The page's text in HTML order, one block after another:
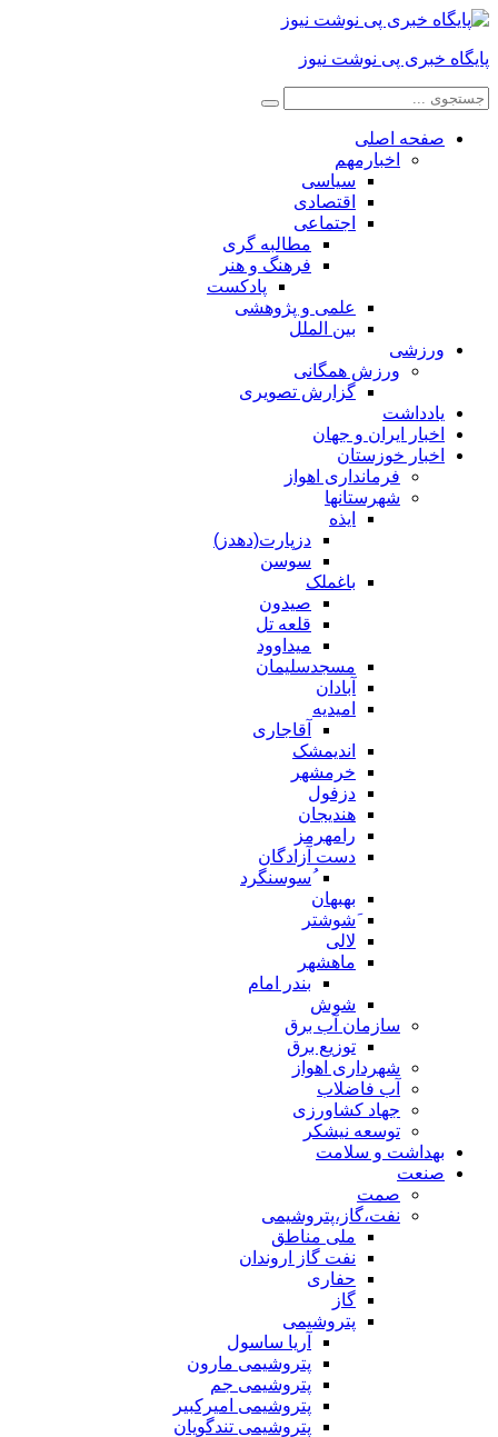
پایگاه خبری پی نوشت نیوز
صفحه اصلی
اخبارمهم
سیاسی
اقتصادی
اجتماعی
مطالبه گری
فرهنگ و هنر
پادکست
علمی و پژوهشی
بین الملل
ورزشی
ورزش همگانی
گزارش تصویری
یادداشت
اخبار ایران و جهان
اخبار خوزستان
فرمانداری اهواز
شهرستانها
ایذه
دزپارت(دهدز)
سوسن
باغملک
صیدون
قلعه تل
میداوود
مسجدسلیمان
آبادان
امیدیه
آقاجاری
اندیمشک
خرمشهر
دزفول
هندیجان
رامهرمز
دست آزادگان
ُسوسنگرد
بهبهان
َشوشتر
لالی
ماهشهر
بندر امام
شوش
سازمان آب برق
توزیع برق
شهرداری اهواز
آب فاضلاب
جهاد کشاورزی
توسعه نیشکر
بهداشت و سلامت
صنعت
صمت
نفت،گاز،پتروشیمی
ملی مناطق
نفت گاز اروندان
حفاری
گاز
پتروشیمی
آریا ساسول
پتروشیمی مارون
پتروشیمی جم
پتروشیمی امیرکبیر
پتروشیمی تندگویان